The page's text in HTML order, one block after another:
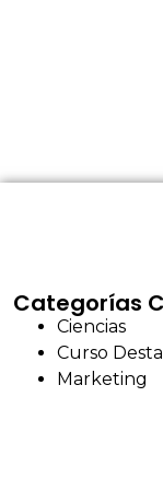
Categorías
Ciencias
Curso
Marketing